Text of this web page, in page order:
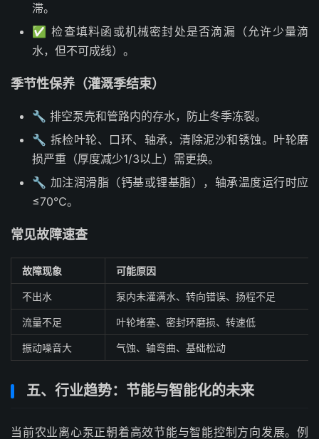
滞。
✅ 检查填料函或机械密封处是否滴漏（允许少量滴
水，但不可成线）。
季节性保养（灌溉季结束）
🔧 排空泵壳和管路内的存水，防止冬季冻裂。
🔧 拆检叶轮、口环、轴承，清除泥沙和锈蚀。叶轮磨
损严重（厚度减少1/3以上）需更换。
🔧 加注润滑脂（钙基或锂基脂），轴承温度运行时应
≤70℃。
常见故障速查
故障现象 可能原因
不出水 泵内未灌满水、转向错误、扬程不足
流量不足 叶轮堵塞、密封环磨损、转速低
振动噪音大 气蚀、轴弯曲、基础松动
五、行业趋势：节能与智能化的未来
当前农业离心泵正朝着高效节能与智能控制方向发展。例